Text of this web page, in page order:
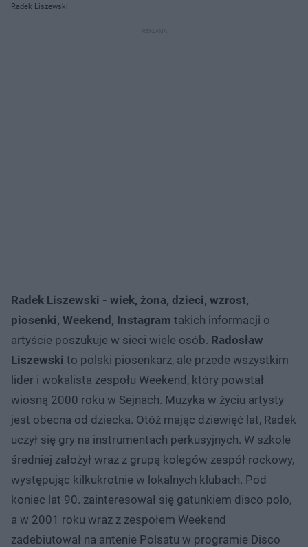
Radek Liszewski
Radek Liszewski - wiek, żona, dzieci, wzrost,
piosenki, Weekend, Instagram takich informacji o
artyście poszukuje w sieci wiele osób. Radosław
Liszewski to polski piosenkarz, ale przede wszystkim
lider i wokalista zespołu Weekend, który powstał
wiosną 2000 roku w Sejnach. Muzyka w życiu artysty
jest obecna od dziecka. Otóż mając dziewięć lat, Radek
uczył się gry na instrumentach perkusyjnych. W szkole
średniej założył wraz z grupą kolegów zespół rockowy,
występując kilkukrotnie w lokalnych klubach. Pod
koniec lat 90. zainteresował się gatunkiem disco polo,
a w 2001 roku wraz z zespołem Weekend
zadebiutował na antenie Polsatu w programie Disco